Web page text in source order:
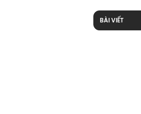
BÀI VIẾT